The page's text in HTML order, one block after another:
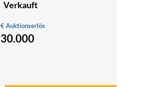
Verkauft
€ Auktionserlös
30.000